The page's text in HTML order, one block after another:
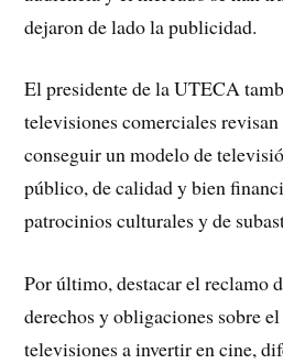
dejaron de lado la publicidad.
El presidente de la UTECA
televisiones comerciales revisan
conseguir un modelo de
público, de calidad y bien
patrocinios culturales y de
Por último, destacar el reclamo
derechos y obligaciones sobre
televisiones a invertir en cine,